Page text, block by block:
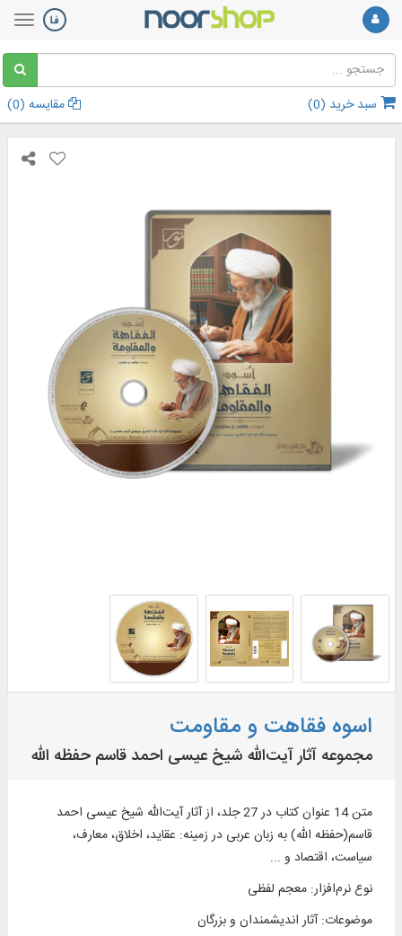
سبد خرید (0
) مقایسه (0
)
اسوه فقاهت و مقاومت
مجموعه آثار آیت‌الله شیخ عیسی احمد قاسم حفظه الله
متن 14 عنوان کتاب در 27 جلد، از آثار آیت‌الله شیخ عیسی احمد
قاسم(حفظه الله) به زبان عربی در زمینه: عقاید، اخلاق، معارف،
سیاست، اقتصاد و ...
نوع نرم‌افزار:معجم لفظی
موضوعات:آثار اندیشمندان و بزرگان